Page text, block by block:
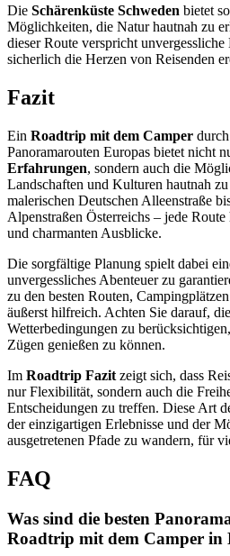
Die Schärenküste Schweden bietet
Möglichkeiten, die Natur hautnah zu
dieser Route verspricht
sicherlich die Herzen von Reisenden
Fazit
Ein Roadtrip mit dem Camper
Panoramarouten Europas bietet nicht
Erfahrungen, sondern auch die
Landschaften und Kulturen hautnah
malerischen Deutschen Alleenstraße
Alpenstraßen Österreichs – jede
und charmanten Ausblicke.
Die sorgfältige Planung spielt dabei
unvergessliches Abenteuer zu
zu den besten Routen,
äußerst hilfreich. Achten Sie darauf,
Wetterbedingungen zu
Zügen genießen zu können.
Im Roadtrip Fazit zeigt sich, dass
nur Flexibilität, sondern auch die
Entscheidungen zu treffen. Diese Art
der einzigartigen Erlebnisse und der
ausgetretenen Pfade zu wandern, für
FAQ
Was sind die besten
Roadtrip mit dem Camper in